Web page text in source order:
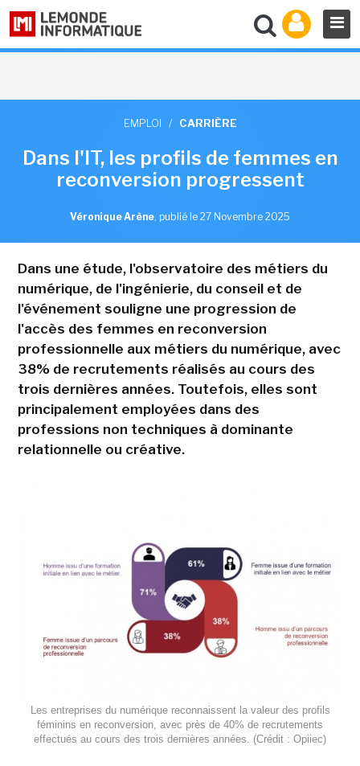
EMPLOI / CARRIÈRE
Dans l'IT, les profils de femmes en
reconversion progressent
Véronique Arène, publié le 27 Novembre 2025
Dans une étude, l'observatoire des métiers du
numérique, de l'ingénierie, du conseil et de
l'événement souligne une progression de
l'accès des femmes en reconversion
professionnelle aux métiers du numérique, avec
38% de recrutements réalisés au cours des
trois dernières années. Toutefois, elles sont
principalement employées dans des
professions non techniques à dominante
relationnelle ou créative.
Les entreprises du numérique reconnaissent la valeur des profils
féminins en reconversion, avec près de 40% de recrutements
effectués au cours des trois dernières années. (Crédit : Opiiec)